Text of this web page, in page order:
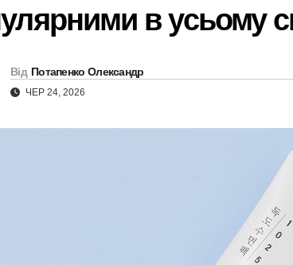
в усьому
Від Потапенко Олександр
ЧЕР 24, 2026